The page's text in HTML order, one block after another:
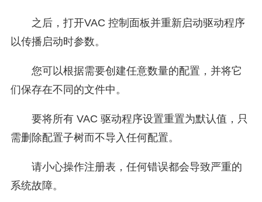
之后，打开VAC 控制面板并重新启动驱动程序
以传播启动时参数。
您可以根据需要创建任意数量的配置，并将它
们保存在不同的文件中。
要将所有 VAC 驱动程序设置重置为默认值，只
需删除配置子树而不导入任何配置。
请小心操作注册表，任何错误都会导致严重的
系统故障。